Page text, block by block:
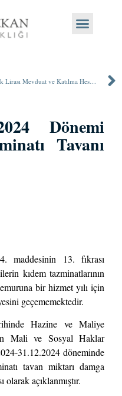
Türk Lirası Mevduat ve Katılma Hesaplarına Dönüşüm Destekleri Sonlandırıldı
Dönemi
Tavanı
maddesinin 13. fıkrası
kıdem tazminatlarının
bir hizmet yılı için
geçememektedir.
Hazine ve Maliye
Mali ve Sosyal Haklar
31.12.2024 döneminde
tavan miktarı damga
açıklanmıştır.